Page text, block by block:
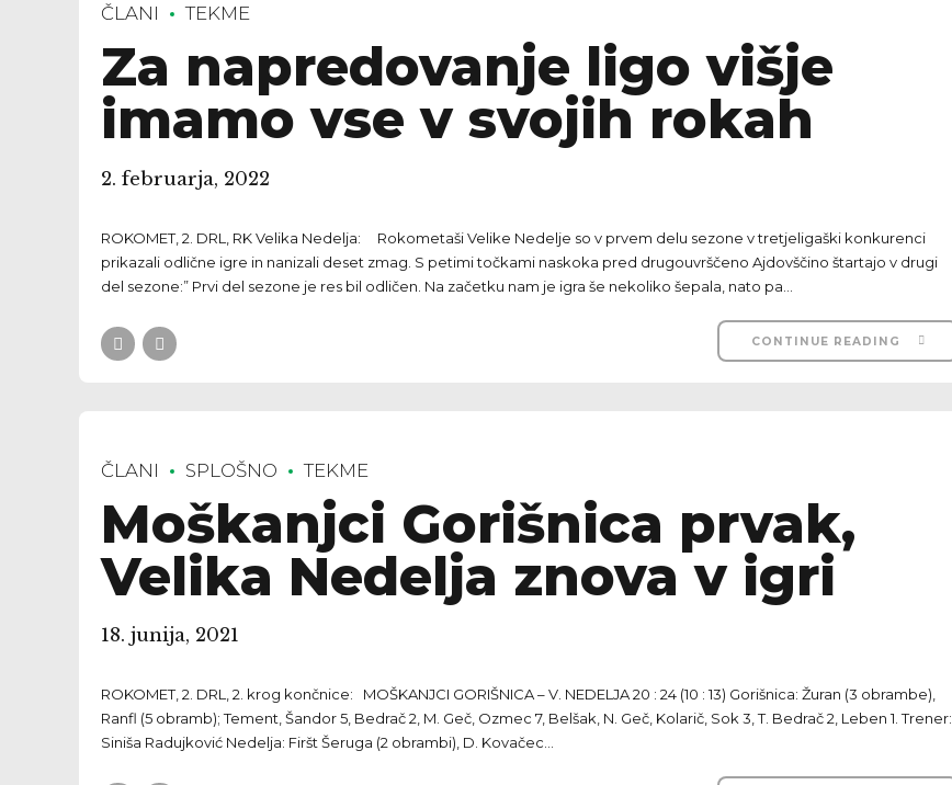
ČLANI TEKME
Za napredovanje ligo višje
imamo vse v svojih rokah
2. februarja, 2022
ROKOMET, 2. DRL, RK Velika Nedelja: Rokometaši Velike Nedelje so v prvem delu sezone v tretjeligaški konkurenci
prikazali odlične igre in nanizali deset zmag. S petimi točkami naskoka pred drugouvrščeno Ajdovščino štartajo v drugi
del sezone:” Prvi del sezone je res bil odličen. Na začetku nam je igra še nekoliko šepala, nato pa...
CONTINUE READING
ČLANI SPLOŠNO TEKME
Moškanjci Gorišnica prvak,
Velika Nedelja znova v igri
18. junija, 2021
ROKOMET, 2. DRL, 2. krog končnice: MOŠKANJCI GORIŠNICA – V. NEDELJA 20 : 24 (10 : 13) Gorišnica: Žuran (3 obrambe),
Ranfl (5 obramb); Tement, Šandor 5, Bedrač 2, M. Geč, Ozmec 7, Belšak, N. Geč, Kolarič, Sok 3, T. Bedrač 2, Leben 1. Trener:
Siniša Radujković Nedelja: Firšt Šeruga (2 obrambi), D. Kovačec...